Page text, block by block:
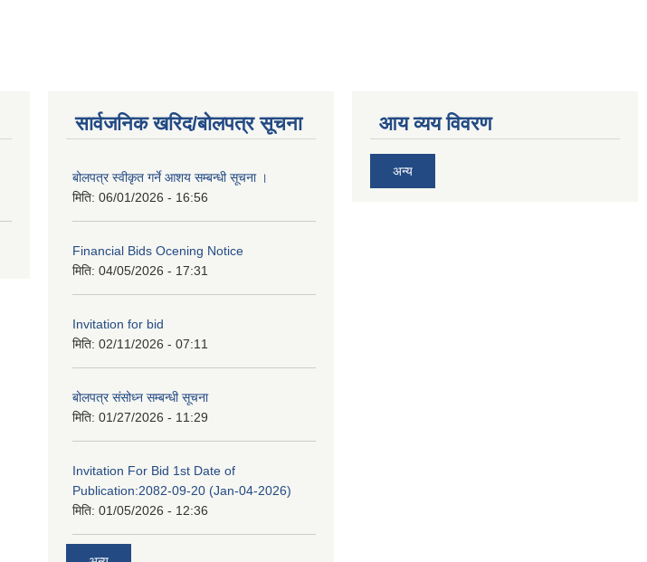
सार्वजनिक खरिद/बोलपत्र सूचना
बोलपत्र स्वीकृत गर्ने आशय सम्बन्धी सूचना ।
मिति: 06/01/2026 - 16:56
Financial Bids Ocening Notice
मिति: 04/05/2026 - 17:31
Invitation for bid
मिति: 02/11/2026 - 07:11
बोलपत्र संसोध्न सम्बन्धी सूचना
मिति: 01/27/2026 - 11:29
Invitation For Bid 1st Date of
Publication:2082-09-20 (Jan-04-2026)
मिति: 01/05/2026 - 12:36
आय व्यय विवरण
अन्य